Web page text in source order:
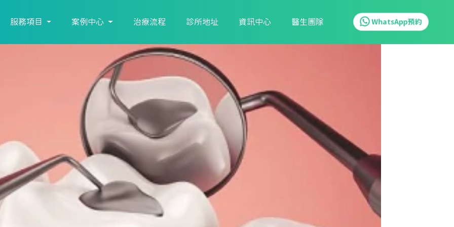
服務項目 案例中心 治療流程 診所地址 資訊中心 醫生團隊 WhatsApp預約